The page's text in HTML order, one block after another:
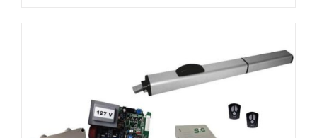
opciones
pueden
elegir